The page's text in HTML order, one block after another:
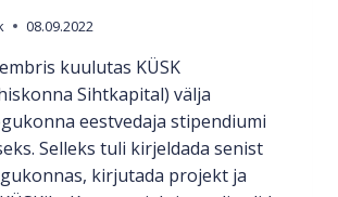
08.09.2022
kuulutas KÜSK
Sihtkapital) välja
eestvedaja stipendiumi
Selleks tuli kirjeldada senist
kirjutada projekt ja